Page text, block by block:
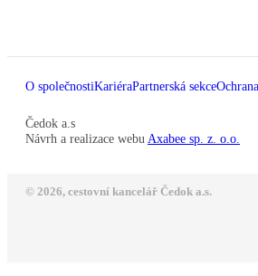
O společnostiKariéraPartnerská sekce
Čedok a.s
Návrh a realizace webu Axabee sp. z. o.o.
© 2026, cestovní kancelář Čedok a.s.